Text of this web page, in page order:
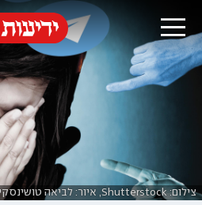
צילום: Shutterstock, איור: לביאה טושינסקי